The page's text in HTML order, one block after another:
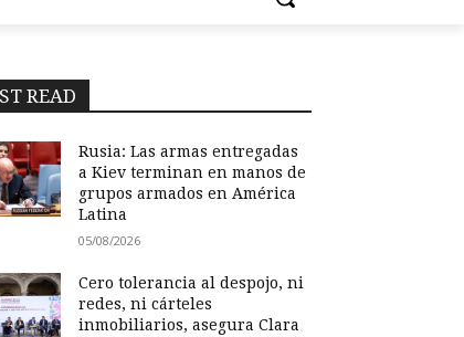
READ
Rusia: Las armas entregadas
a Kiev terminan en manos de
grupos armados en América
Latina
05/08/2026
Cero tolerancia al despojo, ni
redes, ni cárteles
inmobiliarios, asegura Clara